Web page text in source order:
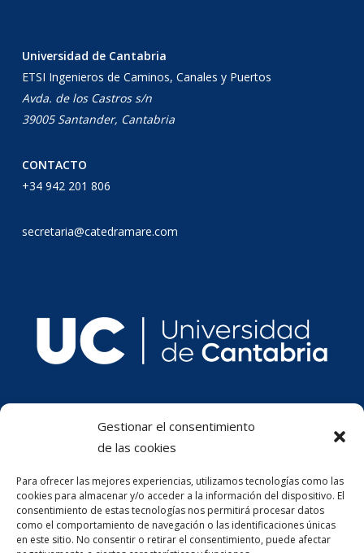
Gestionar el consentimiento
de las cookies
Para ofrecer las mejores experiencias, utilizamos tecnologías como las
cookies para almacenar y/o acceder a la información del dispositivo. El
consentimiento de estas tecnologías nos permitirá procesar datos
como el comportamiento de navegación o las identificaciones únicas
en este sitio. No consentir o retirar el consentimiento, puede afectar
Universidad de Cantabria
ETSI Ingenieros de Caminos, Canales y Puertos
Avda. de los Castros s/n
39005 Santander, Cantabria
CONTACTO
+34 942 201 806
secretaria@catedramare.com